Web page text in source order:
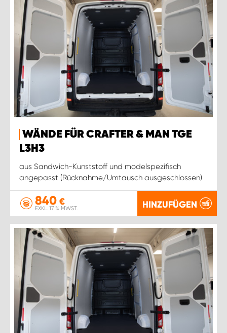
WÄNDE FÜR CRAFTER & MAN TGE
L3H3
aus Sandwich-Kunststoff und modelspezifisch
angepasst (Rücknahme/Umtausch ausgeschlossen)
840 €
EXKL. 17 % MWST. HINZUFÜGEN